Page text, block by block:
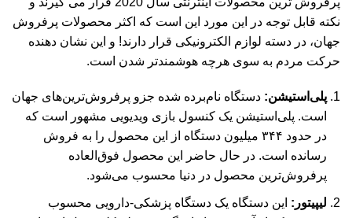
نکته قابل توجه در این مورد این است که اکثر محصولات پرفروش
جهان، در دسته لوازم الکترونیکی قرار دارند! و این نشان دهنده
حرکت مردم به سوی هرچه هوشمندتر شدن است.
پلی‌استیشن: دستگاه نام‌برده شده جزو پرفروش‌ترین‌های جهان
است. پلی‌استیشن یک کنسول بازی ویدیویی مشهور است که
در حدود ۳۴۴ میلیون دستگاه از این محصول را به فروش
رسانده است. در حال حاضر این محصول فوق‌العاده
پرفروش‌ترین محصول در دنیا محسوب می‌شود.
لیپیتور: این دستگاه یک دستگاه پزشکی-دارویی محسوب